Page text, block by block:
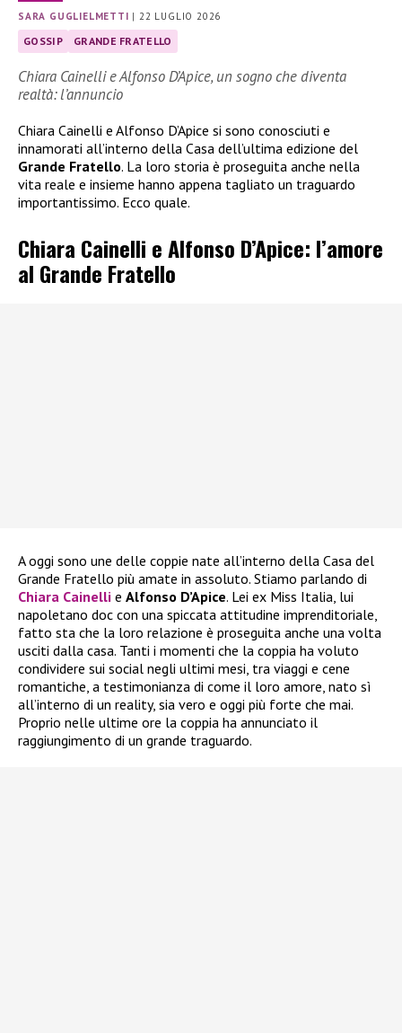
SARA GUGLIELMETTI | 22 LUGLIO 2026
GOSSIP GRANDE FRATELLO
Chiara Cainelli e Alfonso D’Apice, un sogno che diventa
realtà: l’annuncio
Chiara Cainelli e Alfonso D’Apice si sono conosciuti e
innamorati all’interno della Casa dell’ultima edizione del
Grande Fratello. La loro storia è proseguita anche nella
vita reale e insieme hanno appena tagliato un traguardo
importantissimo. Ecco quale.
Chiara Cainelli e Alfonso D’Apice: l’amore
al Grande Fratello
A oggi sono une delle coppie nate all’interno della Casa del
Grande Fratello più amate in assoluto. Stiamo parlando di
Chiara Cainelli e Alfonso D’Apice. Lei ex Miss Italia, lui
napoletano doc con una spiccata attitudine imprenditoriale,
fatto sta che la loro relazione è proseguita anche una volta
usciti dalla casa. Tanti i momenti che la coppia ha voluto
condividere sui social negli ultimi mesi, tra viaggi e cene
romantiche, a testimonianza di come il loro amore, nato sì
all’interno di un reality, sia vero e oggi più forte che mai.
Proprio nelle ultime ore la coppia ha annunciato il
raggiungimento di un grande traguardo.